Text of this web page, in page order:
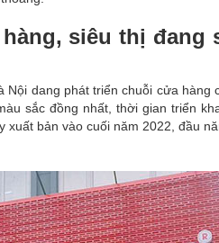
siêu thị đang
dang phát triển chuỗi cửa
sắc đồng nhất, thời gian triển
bản vào cuối năm 2022, đầu